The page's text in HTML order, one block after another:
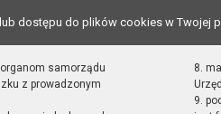
dostępu do plików cookies w Twojej
samorządu
z prowadzonym
8.
9.